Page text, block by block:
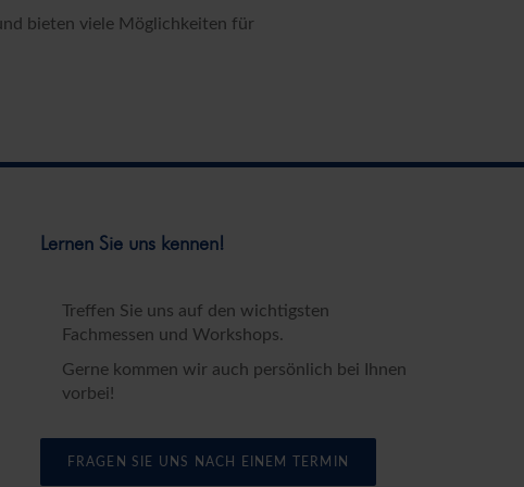
bieten viele Möglichkeiten für
Lernen Sie uns kennen!
Treffen Sie uns auf den wichtigsten
Fachmessen und Workshops.
Gerne kommen wir auch persönlich bei Ihnen
vorbei!
FRAGEN SIE UNS NACH EINEM TERMIN